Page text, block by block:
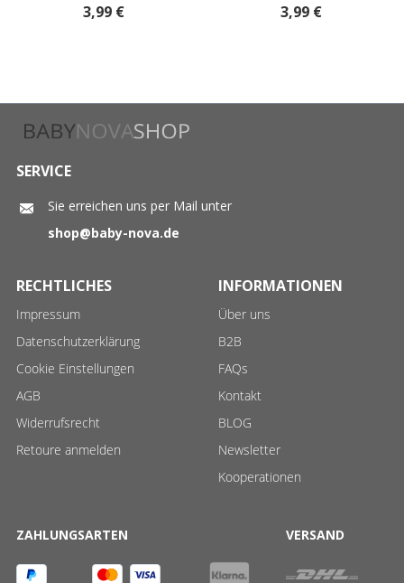
3,99 € 3,99 €
SERVICE
Sie erreichen uns per Mail unter
shop@baby-nova.de
RECHTLICHES
Impressum
Datenschutzerklärung
Cookie Einstellungen
AGB
Widerrufsrecht
Retoure anmelden
INFORMATIONEN
Über uns
B2B
FAQs
Kontakt
BLOG
Newsletter
Kooperationen
ZAHLUNGSARTEN VERSAND